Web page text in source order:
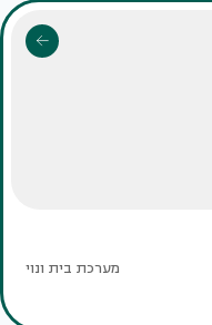
מערכת בית ונוי